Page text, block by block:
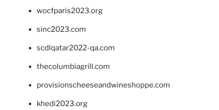
wocfparis2023.org
sinc2023.com
scdlqatar2022-qa.com
thecolumbiagrill.com
provisionscheeseandwineshoppe.com
khedi2023.org